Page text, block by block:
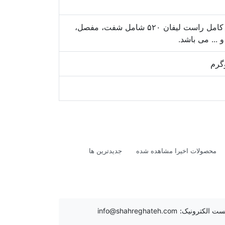
پلوس کامل راست لیفان ۵۲۰ شامل شفت، مفصل،
و ... می باشد.
محصولات اخیرا مشاهده شده جدیدترین ها
الکترونیک: info@shahreghateh.com